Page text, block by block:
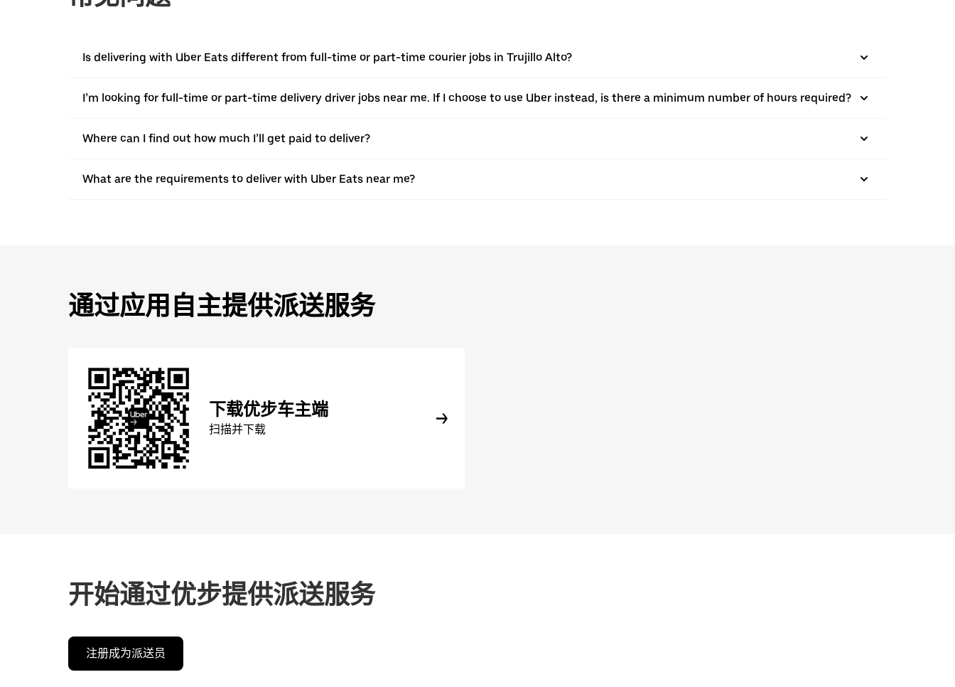
Is delivering with Uber Eats different from full-time or part-time courier jobs in Trujillo Alto?
I’m looking for full-time or part-time delivery driver jobs near me. If I choose to use Uber instead, is there a minimum number of hours required?
Where can I find out how much I’ll get paid to deliver?
What are the requirements to deliver with Uber Eats near me?
通过应用自主提供派送服务
下载优步车主端
扫描并下载
开始通过优步提供派送服务
注册成为派送员